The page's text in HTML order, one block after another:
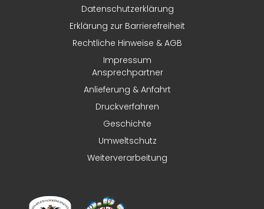
Datenschutzerklärung
Erklärung zur Barrierefreiheit
Rechtliche Hinweise & AGB
Impressum
Ansprechpartner
Anlieferung & Anfahrt
Druckverfahren
Geschichte
Umweltschutz
Weiterverarbeitung